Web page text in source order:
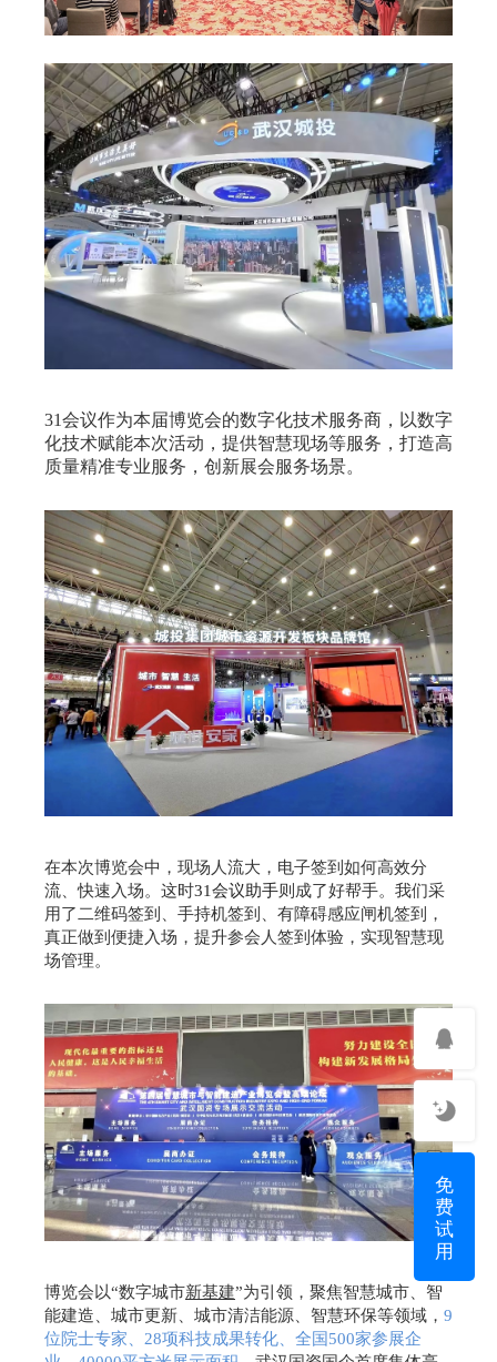
31会议作为本届博览会的数字化技术服务商，以数字
化技术赋能本次活动，提供智慧现场等服务，打造高
质量精准专业服务，创新展会服务场景。
在本次博览会中，现场人流大，电子签到如何高效分
流、快速入场。这时31会议助手则成了好帮手。我们采
用了二维码签到、手持机签到、有障碍感应闸机签到，
真正做到便捷入场，提升参会人签到体验，实现智慧现
场管理。
博览会以“数字城市新基建”为引领，聚焦智慧城市、智
能建造、城市更新、城市清洁能源、智慧环保等领域， 9
位院士专家、28项科技成果转化、全国500家参展企
免
费
试
用